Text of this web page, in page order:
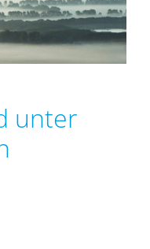
unter